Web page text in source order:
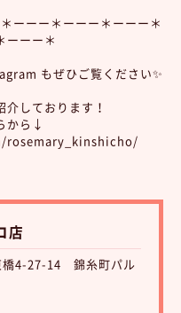
ーーー＊ーーー＊ーーー＊
ーーー＊
もぜひご覧ください✨
しております！
から↓
店
4-27-14 錦糸町パル